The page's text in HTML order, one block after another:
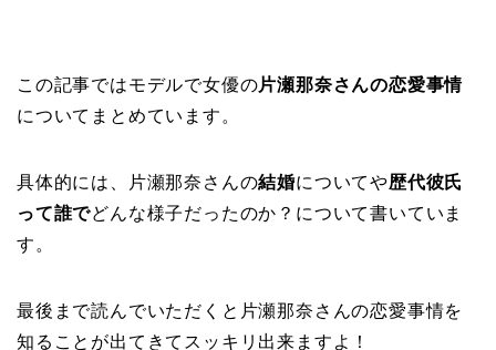
この記事ではモデルで女優の片瀬那奈さんの恋愛事情
についてまとめています。
具体的には、片瀬那奈さんの結婚についてや歴代彼氏
って誰でどんな様子だったのか？について書いていま
す。
最後まで読んでいただくと片瀬那奈さんの恋愛事情を
知ることが出てきてスッキリ出来ますよ！